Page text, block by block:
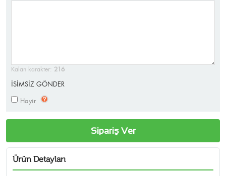
Kalan karakter: 216
İSİMSİZ GÖNDER
Hayır
Sipariş Ver
Ürün Detayları